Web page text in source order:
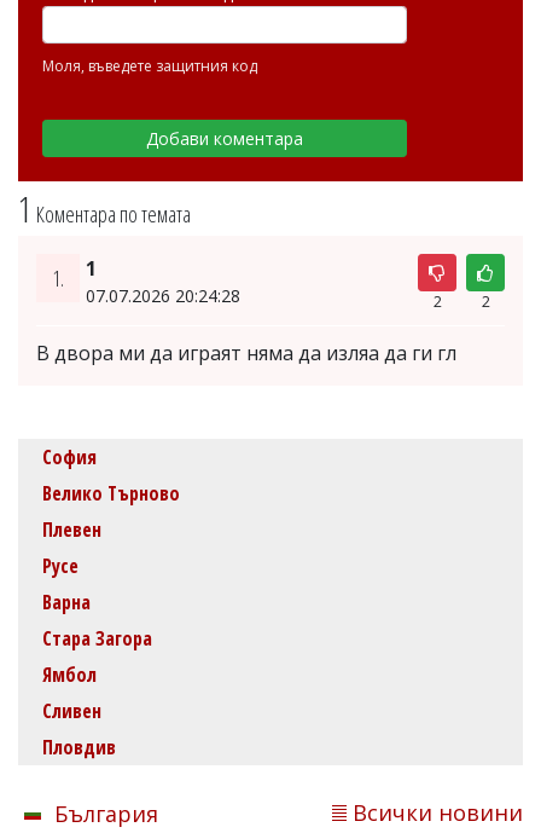
1 Коментара по темата
1. 1
07.07.2026 20:24:28 2 2
В двора ми да играят няма да изляа да ги гл
Моля, въведете защитния код
София
Велико Търново
Плевен
Русе
Варна
Стара Загора
Ямбол
Сливен
Пловдив
България Всички новини